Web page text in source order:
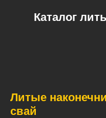
Каталог
Литые
свай